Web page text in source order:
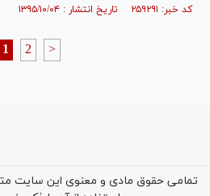
کد خبر: ۲۵۹۲۹۱ تاریخ انتشار : ۱۳۹۵/۱۰/۰۴
1 2 >
تمامی حقوق مادی و معنوی این سایت